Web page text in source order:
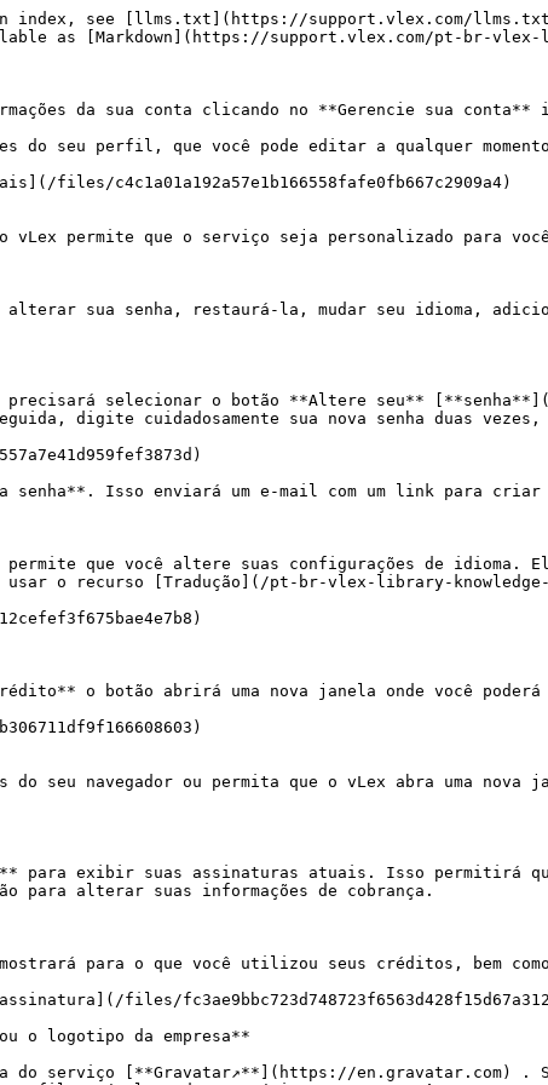
index, see [llms.txt](https://support.vlex.com/
as [Markdown](https://support.vlex.com/pt-br-vlex-
da sua conta clicando no **Gerencie sua
do seu perfil, que você pode editar a qualquer
files/c4c1a01a192a57e1b166558fafe0fb667c2909a4)
vLex permite que o serviço seja personalizado para
alterar sua senha, restaurá-la, mudar seu idioma,
precisará selecionar o botão **Altere seu**
digite cuidadosamente sua nova senha duas
senha**. Isso enviará um e-mail com um link para criar
que você altere suas configurações de idioma.
usar o recurso [Tradução](/pt-br-vlex-library-knowledge-
o botão abrirá uma nova janela onde você
do seu navegador ou permita que o vLex abra uma
para exibir suas assinaturas atuais. Isso permitirá
para alterar suas informações de cobrança.
para o que você utilizou seus créditos, bem
files/
o logotipo da empresa**
do serviço [**Gravatar↗**](https://en.gravatar.com) .